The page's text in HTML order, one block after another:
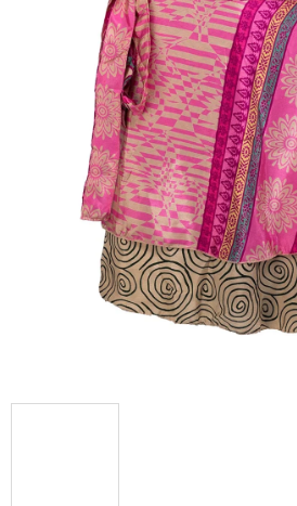
hvězdiček.